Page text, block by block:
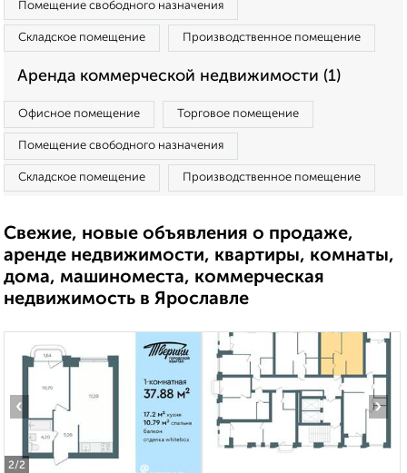
Помещение свободного назначения
Складское помещение Производственное помещение
Аренда коммерческой недвижимости (1)
Офисное помещение Торговое помещение
Помещение свободного назначения
Складское помещение Производственное помещение
Свежие, новые объявления о продаже,
аренде недвижимости, квартиры, комнаты,
дома, машиноместа, коммерческая
недвижимость в Ярославле
2/2
‹ ›